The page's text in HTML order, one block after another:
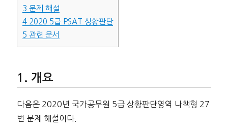
3 문제 해설
42020 5급 PSAT 상황판단
5 관련 문서
개요
다음은 2020년 국가공무원 5급 상황판단영역 나책형 27
번 문제 해설이다.